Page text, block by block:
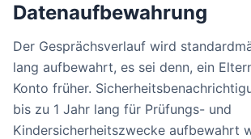
Datenaufbewahrung
Der Gesprächsverlauf wird
lang aufbewahrt, es sei denn, ein
Konto früher.
bis zu 1 Jahr lang für Prüfungs- und
Kindersicherheitszwecke aufbewahrt